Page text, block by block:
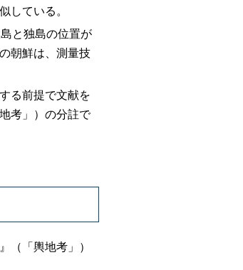
ている。
と独島の位置が
朝鮮は、測量技
る前提で文献を
考」）の分註で
「輿地考」）